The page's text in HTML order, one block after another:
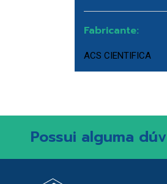
Fabricante:
ACS CIENTIFICA
Possui alguma